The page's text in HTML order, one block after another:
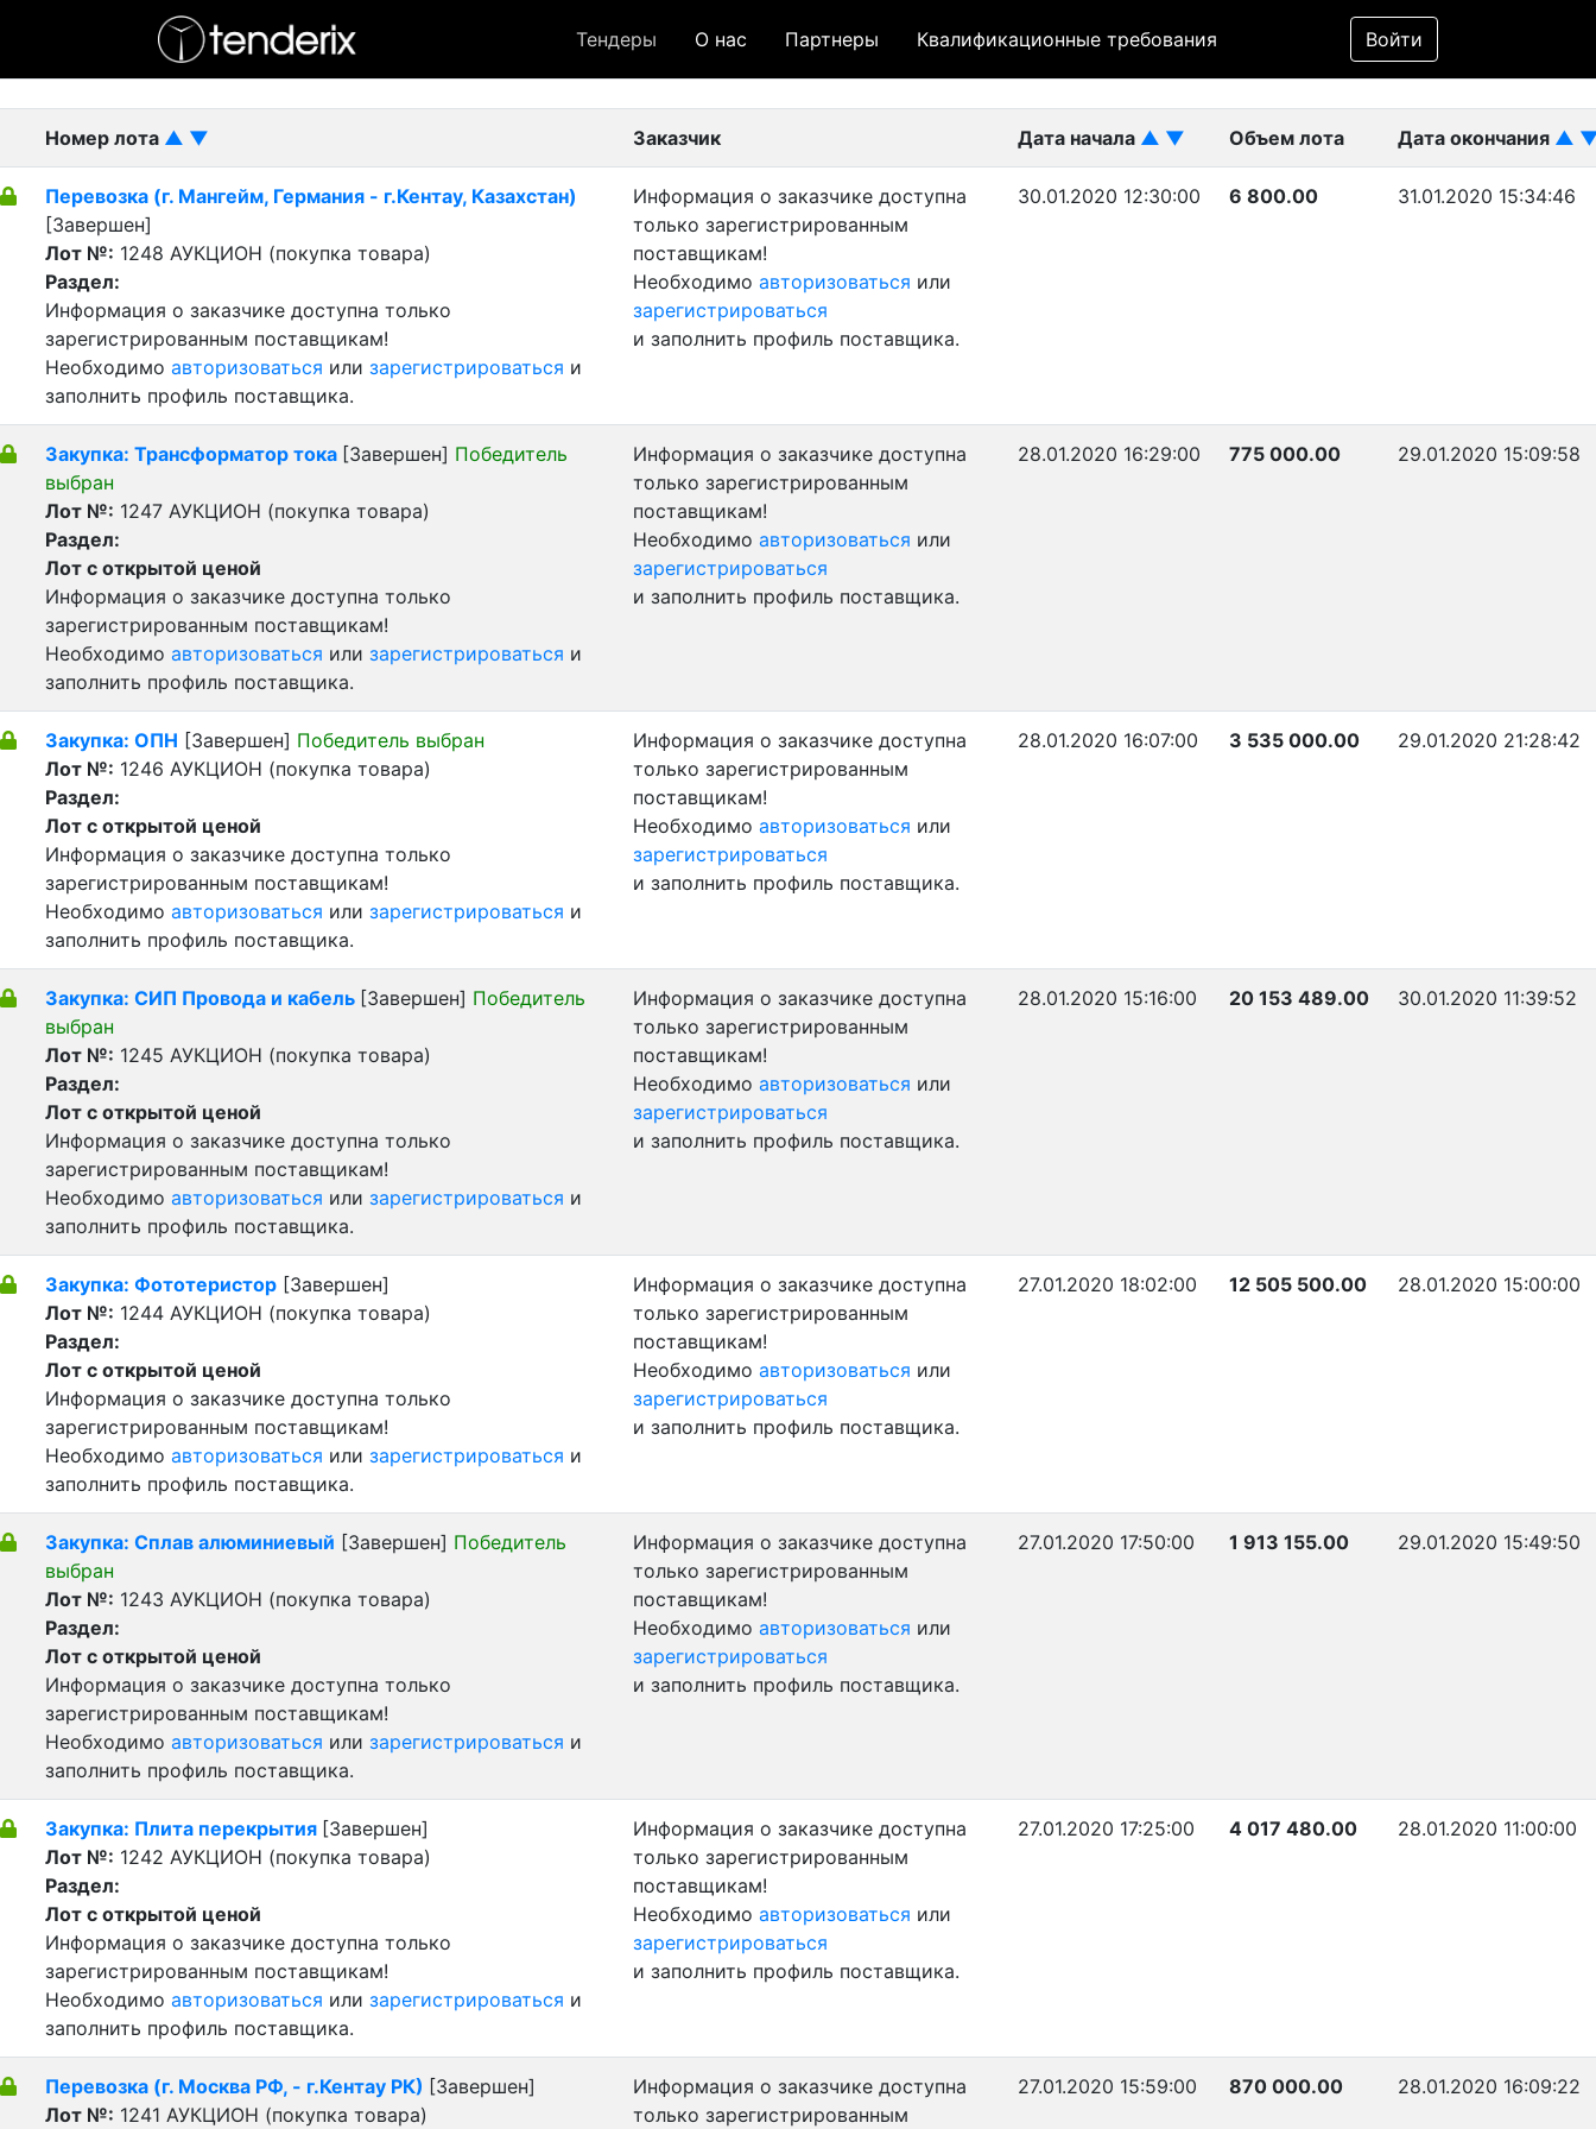
Тендеры О нас Партнеры Квалификационные требования Войти
Фильтр
- Завершенный лот
Номер лота ▲ ▼ Заказчик Дата начала ▲ ▼ Объем лота Дата окончания ▲
Перевозка (г. Мангейм, Германия - г.Кентау, Казахстан)
[Завершен]
Лот №: 1248 АУКЦИОН (покупка товара)
Раздел:
Информация о заказчике доступна только
зарегистрированным поставщикам!
Необходимо авторизоваться или зарегистрироваться и
заполнить профиль поставщика.
Информация о заказчике доступна
только зарегистрированным
поставщикам!
Необходимо авторизоваться или
зарегистрироваться
и заполнить профиль поставщика.
30.01.2020 12:30:00 6 800.00 31.01.2020 15:34:46
Закупка: Трансформатор тока [Завершен] Победитель
выбран
Лот №: 1247 АУКЦИОН (покупка товара)
Раздел:
Лот с открытой ценой
Информация о заказчике доступна только
зарегистрированным поставщикам!
Необходимо авторизоваться или зарегистрироваться и
заполнить профиль поставщика.
Информация о заказчике доступна
только зарегистрированным
поставщикам!
Необходимо авторизоваться или
зарегистрироваться
и заполнить профиль поставщика.
28.01.2020 16:29:00 775 000.00 29.01.2020 15:09:58
Закупка: ОПН [Завершен] Победитель выбран
Лот №: 1246 АУКЦИОН (покупка товара)
Раздел:
Лот с открытой ценой
Информация о заказчике доступна только
зарегистрированным поставщикам!
Необходимо авторизоваться или зарегистрироваться и
заполнить профиль поставщика.
Информация о заказчике доступна
только зарегистрированным
поставщикам!
Необходимо авторизоваться или
зарегистрироваться
и заполнить профиль поставщика.
28.01.2020 16:07:00 3 535 000.00 29.01.2020 21:28:42
Закупка: СИП Провода и кабель [Завершен] Победитель
выбран
Лот №: 1245 АУКЦИОН (покупка товара)
Раздел:
Лот с открытой ценой
Информация о заказчике доступна только
зарегистрированным поставщикам!
Необходимо авторизоваться или зарегистрироваться и
заполнить профиль поставщика.
Информация о заказчике доступна
только зарегистрированным
поставщикам!
Необходимо авторизоваться или
зарегистрироваться
и заполнить профиль поставщика.
28.01.2020 15:16:00 20 153 489.00 30.01.2020 11:39:52
Закупка: Фототеристор [Завершен]
Лот №: 1244 АУКЦИОН (покупка товара)
Раздел:
Лот с открытой ценой
Информация о заказчике доступна только
зарегистрированным поставщикам!
Необходимо авторизоваться или зарегистрироваться и
заполнить профиль поставщика.
Информация о заказчике доступна
только зарегистрированным
поставщикам!
Необходимо авторизоваться или
зарегистрироваться
и заполнить профиль поставщика.
27.01.2020 18:02:00 12 505 500.00 28.01.2020 15:00:00
Закупка: Сплав алюминиевый [Завершен] Победитель
выбран
Лот №: 1243 АУКЦИОН (покупка товара)
Раздел:
Лот с открытой ценой
Информация о заказчике доступна только
зарегистрированным поставщикам!
Необходимо авторизоваться или зарегистрироваться и
заполнить профиль поставщика.
Информация о заказчике доступна
только зарегистрированным
поставщикам!
Необходимо авторизоваться или
зарегистрироваться
и заполнить профиль поставщика.
27.01.2020 17:50:00 1 913 155.00 29.01.2020 15:49:50
Закупка: Плита перекрытия [Завершен]
Лот №: 1242 АУКЦИОН (покупка товара)
Раздел:
Лот с открытой ценой
Информация о заказчике доступна только
зарегистрированным поставщикам!
Необходимо авторизоваться или зарегистрироваться и
заполнить профиль поставщика.
Информация о заказчике доступна
только зарегистрированным
поставщикам!
Необходимо авторизоваться или
зарегистрироваться
и заполнить профиль поставщика.
27.01.2020 17:25:00 4 017 480.00 28.01.2020 11:00:00
Перевозка (г. Москва РФ, - г.Кентау РК) [Завершен]
Лот №: 1241 АУКЦИОН (покупка товара)
Информация о заказчике доступна
только зарегистрированным
27.01.2020 15:59:00 870 000.00 28.01.2020 16:09:22